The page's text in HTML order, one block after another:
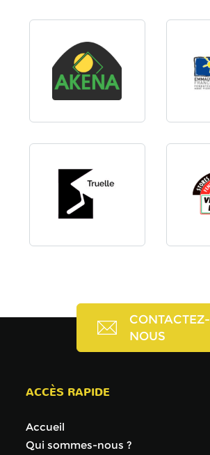
CONTACTEZ-
NOUS
ACCÈS RAPIDE
Accueil
Qui sommes-nous ?